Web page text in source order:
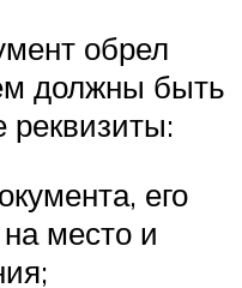
обрел
должны быть
его
место и